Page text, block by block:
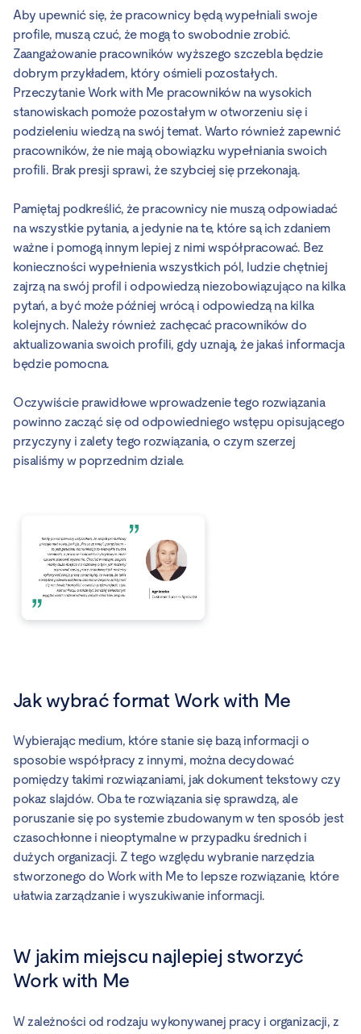
Aby upewnić się, że pracownicy będą wypełniali swoje
profile, muszą czuć, że mogą to swobodnie zrobić.
Zaangażowanie pracowników wyższego szczebla będzie
dobrym przykładem, który ośmieli pozostałych.
Przeczytanie Work with Me pracowników na wysokich
stanowiskach pomoże pozostałym w otworzeniu się i
podzieleniu wiedzą na swój temat. Warto również zapewnić
pracowników, że nie mają obowiązku wypełniania swoich
profili. Brak presji sprawi, że szybciej się przekonają.
Pamiętaj podkreślić, że pracownicy nie muszą odpowiadać
na wszystkie pytania, a jedynie na te, które są ich zdaniem
ważne i pomogą innym lepiej z nimi współpracować. Bez
konieczności wypełnienia wszystkich pól, ludzie chętniej
zajrzą na swój profil i odpowiedzą niezobowiązująco na kilka
pytań, a być może później wrócą i odpowiedzą na kilka
kolejnych. Należy również zachęcać pracowników do
aktualizowania swoich profili, gdy uznają, że jakaś informacja
będzie pomocna.
Oczywiście prawidłowe wprowadzenie tego rozwiązania
powinno zacząć się od odpowiedniego wstępu opisującego
przyczyny i zalety tego rozwiązania, o czym szerzej
pisaliśmy w poprzednim dziale.
Jak wybrać format Work with Me
Wybierając medium, które stanie się bazą informacji o
sposobie współpracy z innymi, można decydować
pomiędzy takimi rozwiązaniami, jak dokument tekstowy czy
pokaz slajdów. Oba te rozwiązania się sprawdzą, ale
poruszanie się po systemie zbudowanym w ten sposób jest
czasochłonne i nieoptymalne w przypadku średnich i
dużych organizacji. Z tego względu wybranie narzędzia
stworzonego do Work with Me to lepsze rozwiązanie, które
ułatwia zarządzanie i wyszukiwanie informacji.
W jakim miejscu najlepiej stworzyć
Work with Me
W zależności od rodzaju wykonywanej pracy i organizacji, z